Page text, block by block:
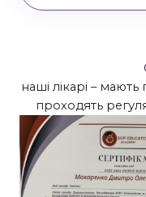
наші лікарі –
проходять